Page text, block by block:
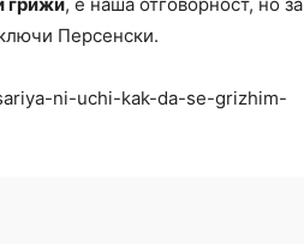
Персенски.
ni-uchi-kak-da-se-grizhim-